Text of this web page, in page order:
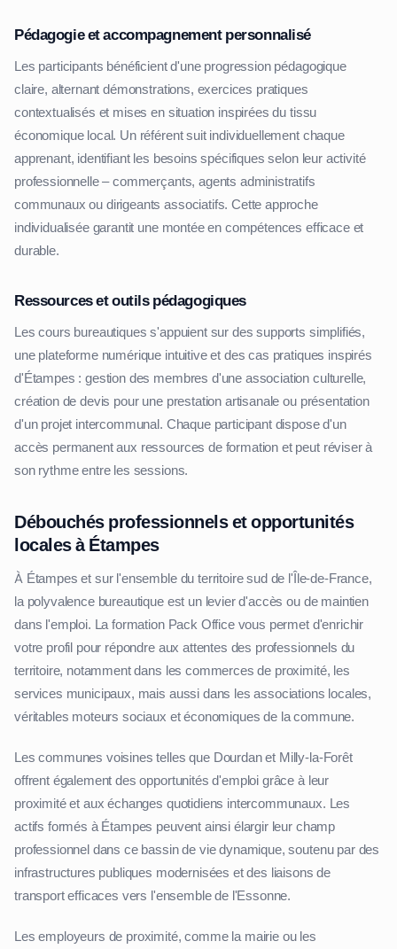
Pédagogie et accompagnement personnalisé
Les participants bénéficient d'une progression pédagogique
claire, alternant démonstrations, exercices pratiques
contextualisés et mises en situation inspirées du tissu
économique local. Un référent suit individuellement chaque
apprenant, identifiant les besoins spécifiques selon leur activité
professionnelle – commerçants, agents administratifs
communaux ou dirigeants associatifs. Cette approche
individualisée garantit une montée en compétences efficace et
durable.
Ressources et outils pédagogiques
Les cours bureautiques s'appuient sur des supports simplifiés,
une plateforme numérique intuitive et des cas pratiques inspirés
d'Étampes : gestion des membres d'une association culturelle,
création de devis pour une prestation artisanale ou présentation
d'un projet intercommunal. Chaque participant dispose d'un
accès permanent aux ressources de formation et peut réviser à
son rythme entre les sessions.
Débouchés professionnels et opportunités
locales à Étampes
À Étampes et sur l'ensemble du territoire sud de l'Île-de-France,
la polyvalence bureautique est un levier d'accès ou de maintien
dans l'emploi. La formation Pack Office vous permet d'enrichir
votre profil pour répondre aux attentes des professionnels du
territoire, notamment dans les commerces de proximité, les
services municipaux, mais aussi dans les associations locales,
véritables moteurs sociaux et économiques de la commune.
Les communes voisines telles que Dourdan et Milly-la-Forêt
offrent également des opportunités d'emploi grâce à leur
proximité et aux échanges quotidiens intercommunaux. Les
actifs formés à Étampes peuvent ainsi élargir leur champ
professionnel dans ce bassin de vie dynamique, soutenu par des
infrastructures publiques modernisées et des liaisons de
transport efficaces vers l'ensemble de l'Essonne.
Les employeurs de proximité, comme la mairie ou les